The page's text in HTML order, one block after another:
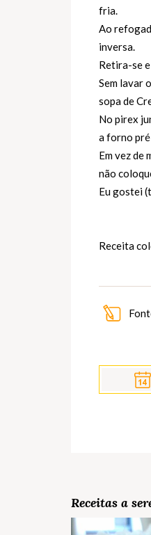
fria.
Ao
inversa.
Retira-se
Sem lavar
sopa de
No pirex
a forno
Em vez de
não
Eu gostei
Receita
Receitas a